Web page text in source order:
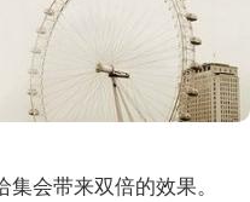
会带来双倍的效果。